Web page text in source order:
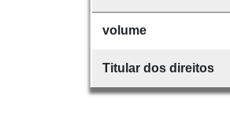
volume
Titular dos direitos